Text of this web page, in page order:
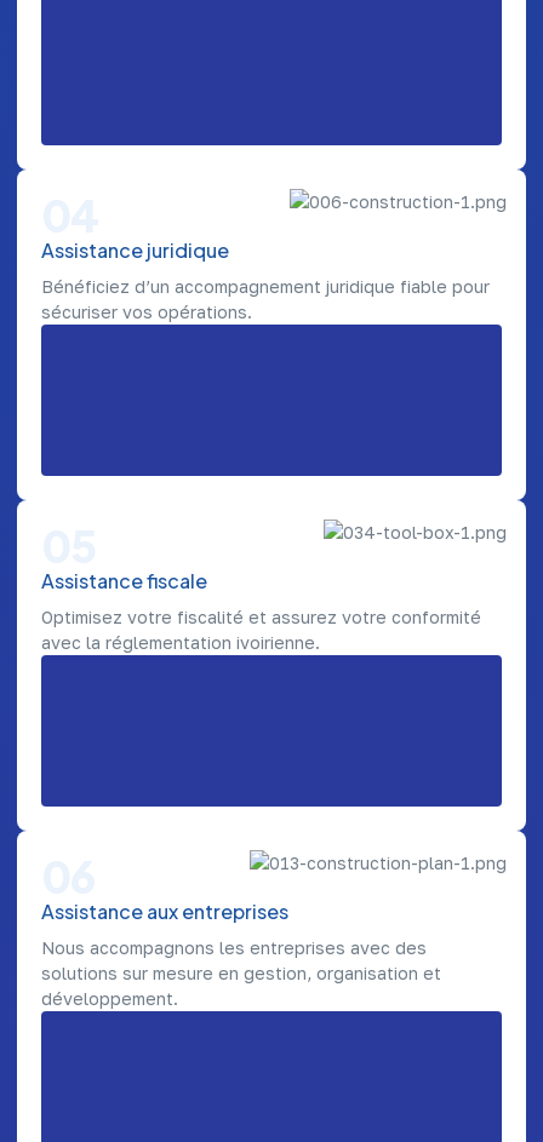
Assistance juridique
Bénéficiez d’un accompagnement juridique fiable pour
sécuriser vos opérations.
Assistance fiscale
Optimisez votre fiscalité et assurez votre conformité
avec la réglementation ivoirienne.
Assistance aux entreprises
Nous accompagnons les entreprises avec des
solutions sur mesure en gestion, organisation et
développement.